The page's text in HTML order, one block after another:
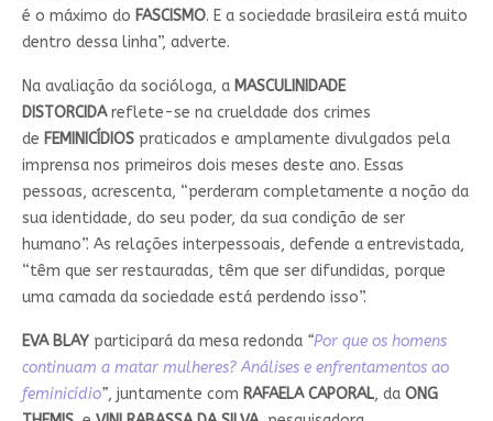
é o máximo do FASCISMO. E a sociedade brasileira está muito
dentro dessa linha”, adverte.
Na avaliação da socióloga, a MASCULINIDADE
DISTORCIDA reflete-se na crueldade dos crimes
de FEMINICÍDIOS praticados e amplamente divulgados pela
imprensa nos primeiros dois meses deste ano. Essas
pessoas, acrescenta, “perderam completamente a noção da
sua identidade, do seu poder, da sua condição de ser
humano”. As relações interpessoais, defende a entrevistada,
“têm que ser restauradas, têm que ser difundidas, porque
uma camada da sociedade está perdendo isso”.
EVA BLAY participará da mesa redonda “Por que os homens
continuam a matar mulheres? Análises e enfrentamentos ao
feminicídio”, juntamente com RAFAELA CAPORAL, da ONG